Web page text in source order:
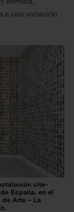
a una variación
site-
España, en el
Arte – La